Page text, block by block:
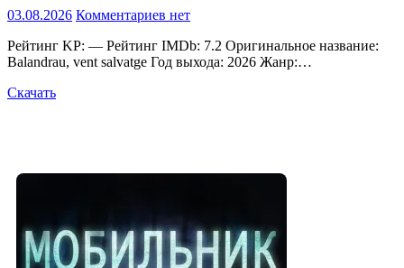
03.08.2026 Комментариев нет
Рейтинг KP: — Рейтинг IMDb: 7.2 Оригинальное название:
Balandrau, vent salvatge Год выхода: 2026 Жанр:…
Скачать